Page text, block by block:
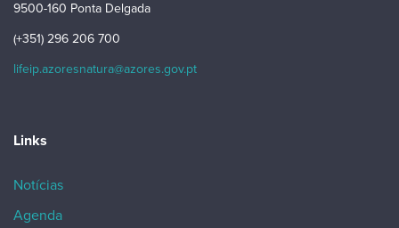
9500-160 Ponta Delgada
(+351) 296 206 700
lifeip.azoresnatura@azores.gov.pt
Links
Notícias
Agenda